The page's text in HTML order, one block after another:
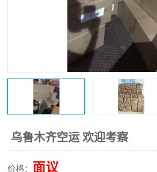
乌鲁木齐空运 欢迎考察
价格： 面议